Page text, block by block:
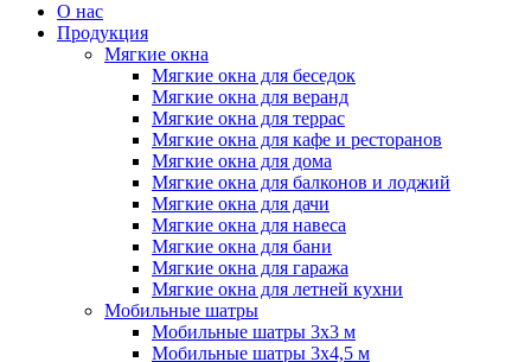
О нас
Продукция
Мягкие окна
Мягкие окна для беседок
Мягкие окна для веранд
Мягкие окна для террас
Мягкие окна для кафе и ресторанов
Мягкие окна для дома
Мягкие окна для балконов и лоджий
Мягкие окна для дачи
Мягкие окна для навеса
Мягкие окна для бани
Мягкие окна для гаража
Мягкие окна для летней кухни
Мобильные шатры
Мобильные шатры 3х3 м
Мобильные шатры 3х4,5 м